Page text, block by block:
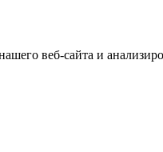
веб-сайта и